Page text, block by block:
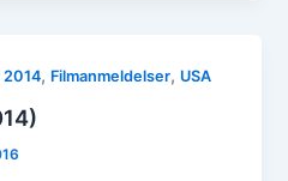
2014, Filmanmeldelser, USA